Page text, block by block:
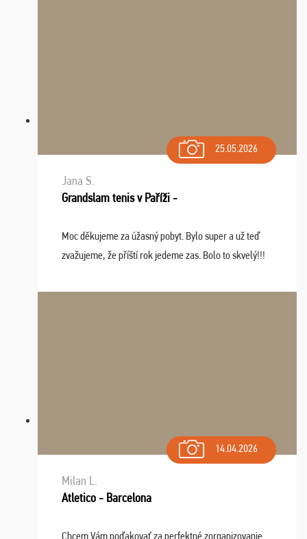
25.05.2026
Jana S.
Grandslam tenis v Paříži -
Moc děkujeme za úžasný pobyt. Bylo super a už teď
zvažujeme, že příští rok jedeme zas. Bolo to skvelý!!!
14.04.2026
Milan L.
Atletico - Barcelona
Chcem Vám poďakovať za perfektné zorganizovanie